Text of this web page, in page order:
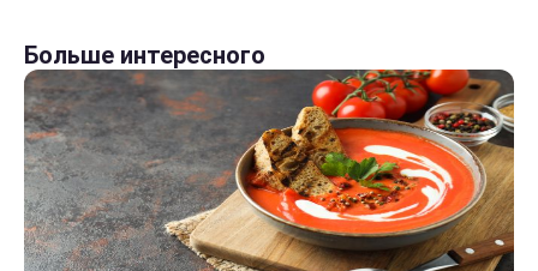
Больше интересного